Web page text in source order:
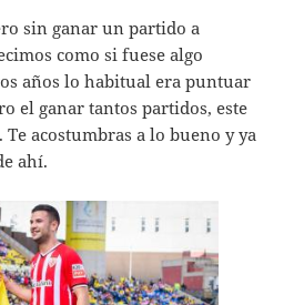
sin ganar un partido a
como si fuese algo
años lo habitual era puntuar
el ganar tantos partidos, este
Te acostumbras a lo bueno y ya
ahí.